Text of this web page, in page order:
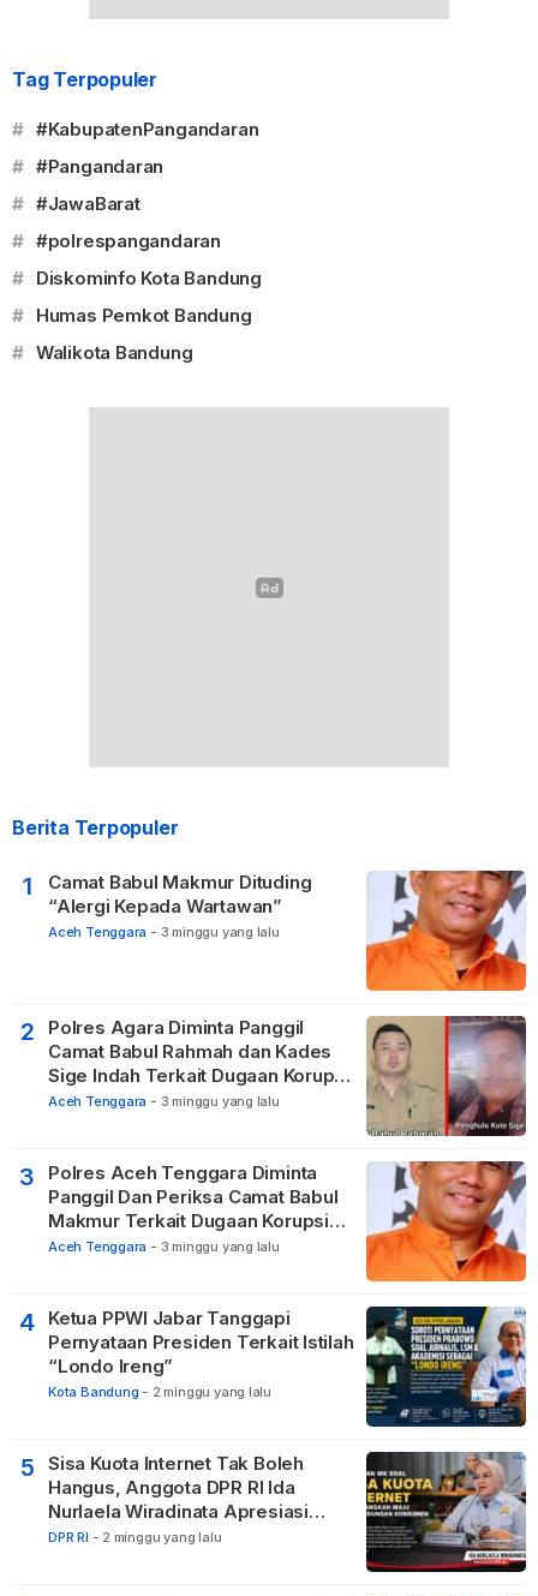
Tag Terpopuler
# #KabupatenPangandaran
# #Pangandaran
# #JawaBarat
# #polrespangandaran
# Diskominfo Kota Bandung
# Humas Pemkot Bandung
# Walikota Bandung
Berita Terpopuler
1
Camat Babul Makmur Dituding
“Alergi Kepada Wartawan”
Aceh Tenggara - 3 minggu yang lalu
2
Polres Agara Diminta Panggil
Camat Babul Rahmah dan Kades
Sige Indah Terkait Dugaan Korupsi
Dana Desa
Aceh Tenggara - 3 minggu yang lalu
3
Polres Aceh Tenggara Diminta
Panggil Dan Periksa Camat Babul
Makmur Terkait Dugaan Korupsi
DD di 20 Desa
Aceh Tenggara - 3 minggu yang lalu
4
Ketua PPWI Jabar Tanggapi
Pernyataan Presiden Terkait Istilah
“Londo Ireng”
Kota Bandung - 2 minggu yang lalu
5
Sisa Kuota Internet Tak Boleh
Hangus, Anggota DPR RI Ida
Nurlaela Wiradinata Apresiasi
Putusan MK
DPR RI - 2 minggu yang lalu